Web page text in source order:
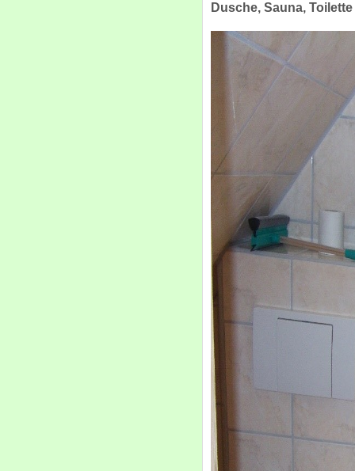
Dusche, Sauna, Toilette